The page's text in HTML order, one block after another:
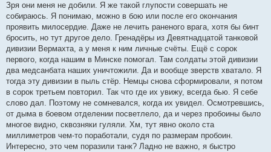
Зря они меня не добили. Я же такой глупости совершать не
собираюсь. Я понимаю, можно в бою или после его окончания
проявить милосердие. Даже не лечить раненого врага, хотя бы бинт
бросить, но тут другое дело. Гренадёры из Девятнадцатой танковой
дивизии Вермахта, а у меня к ним личные счёты. Ещё с сорок
первого, когда нашим в Минске помогал. Там солдаты этой дивизии
два медсанбата наших уничтожили. Да и вообще зверств хватало. Я
тогда эту дивизии в пыль стёр. Немцы снова сформировали, я потом
в сорок третьем повторил. Так что где их увижу, всегда бью. Я себе
слово дал. Поэтому не сомневался, когда их увидел. Осмотревшись,
от дыма в боевом отделении посветлело, да и через пробоины было
многое видно, сквозняки гуляли. Хм, тут явно около ста
миллиметров чем-то поработали, судя по размерам пробоин.
Интересно, это чем поразили танк? Ладно не важно, я быстро